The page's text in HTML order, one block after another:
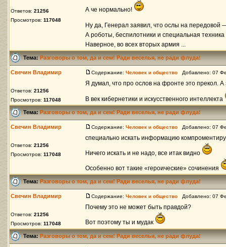
Ответов: 21256
Просмотров: 117048
А че нормально!
Ну да, Генерал заявил, что ослы на передовой
А роботы, беспилотники и специальная
Наверное, во всех вторых армия ...
Тема:Разговоры о том, да и сем! Ради веселья, не ради флуда!
Свечин Владимир
Ответов: 21256
Просмотров: 117048
Содержание: Человек и общество Добавлено: 07
Я думал, что про ослов на фронте это прекол.
В век кибернетики и искусственного интеллекта
Тема:Разговоры о том, да и сем! Ради веселья, не ради флуда!
Свечин Владимир
Ответов: 21256
Просмотров: 117048
Содержание: Человек и общество Добавлено: 07
специально искать информацию
Ничего искать и не надо, все итак видно
Особенно вот такие «героические» сочинения
Тема:Разговоры о том, да и сем! Ради веселья, не ради флуда!
Свечин Владимир
Ответов: 21256
Просмотров: 117048
Содержание: Человек и общество Добавлено: 07
Почему это не может быть правдой?
Вот поэтому ты и мудак
Тема:Разговоры о том, да и сем! Ради веселья, не ради флуда!